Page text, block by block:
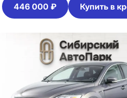
446 000 ₽ Купить в